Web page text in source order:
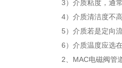
3）介质粘度，通
4）介质清洁度不
5）介质若是定向
6）介质温度应选
2、MAC电磁阀管